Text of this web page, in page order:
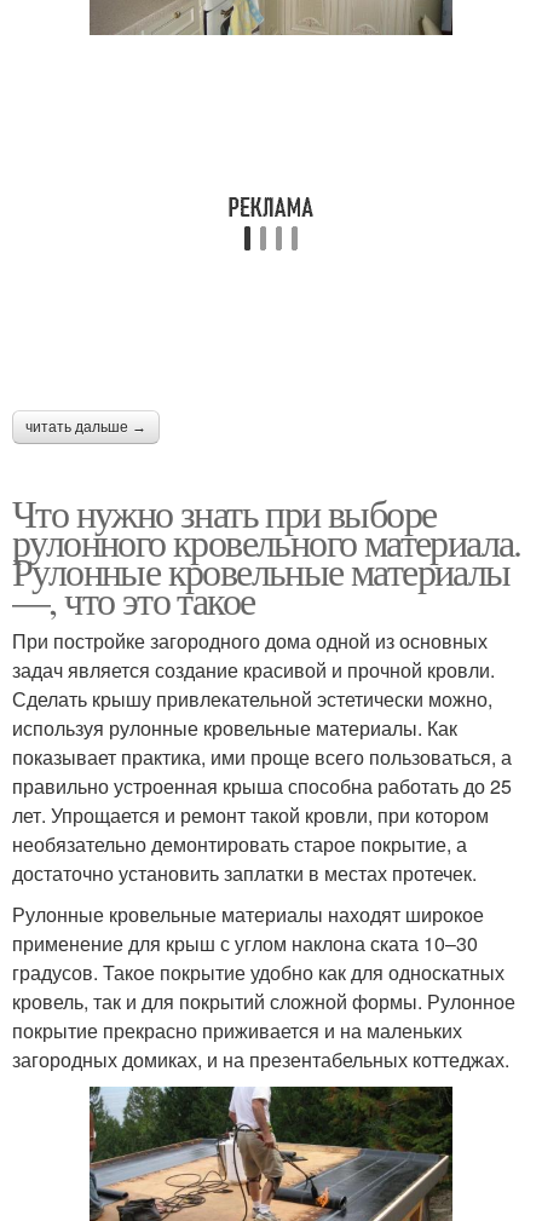
читать дальше →
Что нужно знать при выборе
рулонного кровельного материала.
Рулонные кровельные материалы
—, что это такое
При постройке загородного дома одной из основных
задач является создание красивой и прочной кровли.
Сделать крышу привлекательной эстетически можно,
используя рулонные кровельные материалы. Как
показывает практика, ими проще всего пользоваться, а
правильно устроенная крыша способна работать до 25
лет. Упрощается и ремонт такой кровли, при котором
необязательно демонтировать старое покрытие, а
достаточно установить заплатки в местах протечек.
Рулонные кровельные материалы находят широкое
применение для крыш с углом наклона ската 10–30
градусов. Такое покрытие удобно как для односкатных
кровель, так и для покрытий сложной формы. Рулонное
покрытие прекрасно приживается и на маленьких
загородных домиках, и на презентабельных коттеджах.